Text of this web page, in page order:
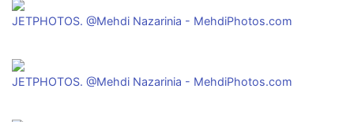
JETPHOTOS. @Mehdi Nazarinia - MehdiPhotos.com
JETPHOTOS. @Mehdi Nazarinia - MehdiPhotos.com